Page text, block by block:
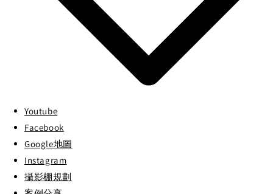
Youtube
Facebook
Google地圖
Instagram
攝影棚規劃